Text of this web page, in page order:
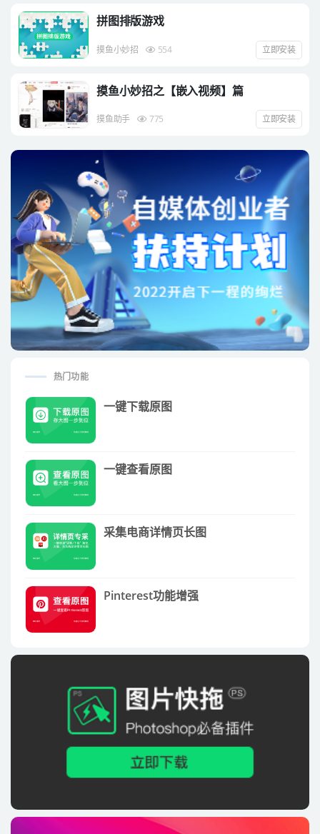
拼图排版游戏
摸鱼小妙招 554 立即安装
摸鱼小妙招之【嵌入视频】篇
摸鱼助手 775 立即安装
热门功能
一键下载原图
一键查看原图
采集电商详情页长图
Pinterest功能增强